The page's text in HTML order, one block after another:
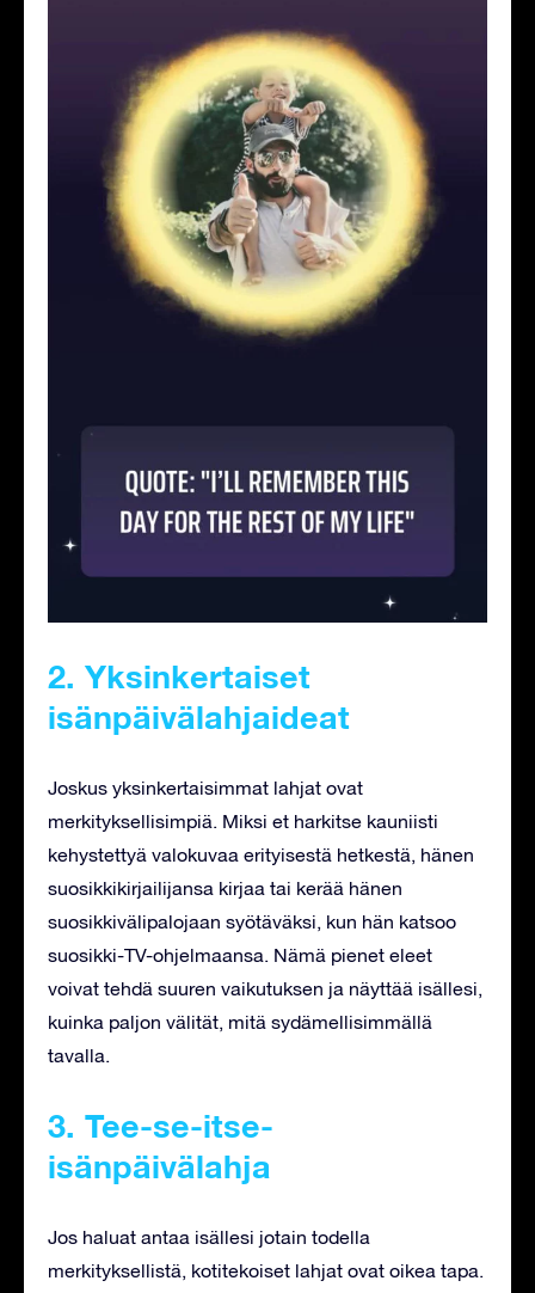
2. Yksinkertaiset
isänpäivälahjaideat
Joskus yksinkertaisimmat lahjat ovat
merkityksellisimpiä. Miksi et harkitse kauniisti
kehystettyä valokuvaa erityisestä hetkestä, hänen
suosikkikirjailijansa kirjaa tai kerää hänen
suosikkivälipalojaan syötäväksi, kun hän katsoo
suosikki-TV-ohjelmaansa. Nämä pienet eleet
voivat tehdä suuren vaikutuksen ja näyttää isällesi,
kuinka paljon välität, mitä sydämellisimmällä
tavalla.
3. Tee-se-itse-
isänpäivälahja
Jos haluat antaa isällesi jotain todella
merkityksellistä, kotitekoiset lahjat ovat oikea tapa.